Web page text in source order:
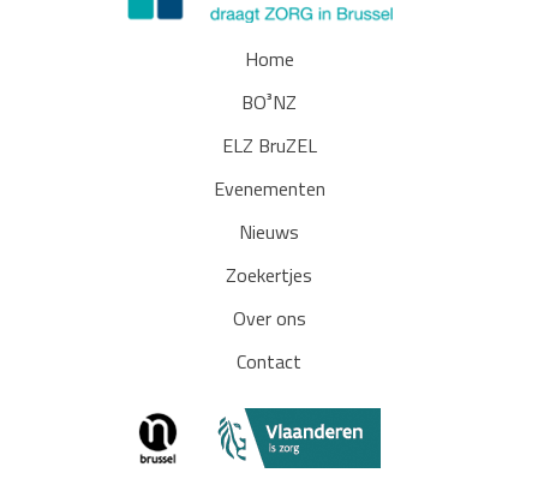
Home
BO³NZ
ELZ BruZEL
Evenementen
Nieuws
Zoekertjes
Over ons
Contact